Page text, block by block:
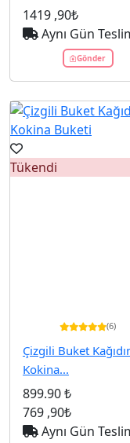
1419 ,90₺
Aynı Gün
Gönder
Tükendi
(6)
Çizgili Buket
Kokina...
899.90 ₺
769 ,90₺
Aynı Gün